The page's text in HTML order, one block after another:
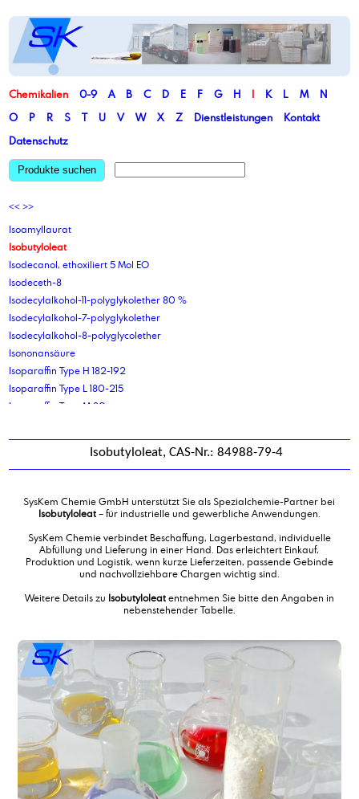
Chemikalien 0-9 A B C D E F G H I K L M
N
O
P R S T U V W X Z Dienstleistungen
Kontakt
Datenschutz
Produkte suchen
<< >>
Isoamyllaurat
Isobutyloleat
Isodecanol, ethoxiliert 5 Mol EO
Isodeceth-8
Isodecylalkohol-11-polyglykolether 80 %
Isodecylalkohol-7-polyglykolether
Isodecylalkohol-8-polyglycolether
Isononansäure
Isoparaffin Type H 182-192
Isoparaffin Type L 180-215
Isoparaffin Type M 80
Isophthalsäure
Isopropyloleat
Isosorbid
Isostearinsäure
Isostearylalkohol
Isotridecanol, ethoxiliert (EO 3 - 5)
Isotridecanol-6-polyglykolether von C13
Isotridecylalkohol
Isotridecylalkohol-10-polyglykolether
Isotridecylalkohol-6,5-polyglykolether
Isotridecylalkohol-8-polyglykolether
Isotridecylalkohol-ethoxiliert mit 9EO, 90%Lösung
Isotridecylalkoholpolyglykolphosphorsäureester
Isotridecylstearat
Itaconsäure
Isobutyloleat, CAS-Nr.: 84988-79-4
SysKem Chemie GmbH unterstützt Sie als Spezialchemie-Partner bei
Isobutyloleat– für industrielle und gewerbliche Anwendungen.
SysKem Chemie verbindet Beschaffung, Lagerbestand, individuelle
Abfüllung und Lieferung in einer Hand. Das erleichtert Einkauf,
Produktion und Logistik, wenn kurze Lieferzeiten, passende Gebinde
und nachvollziehbare Chargen wichtig sind.
Weitere Details zu Isobutyloleatentnehmen Sie bitte den Angaben in
nebenstehender Tabelle.